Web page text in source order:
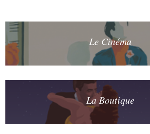
Le Cinéma
La Boutique